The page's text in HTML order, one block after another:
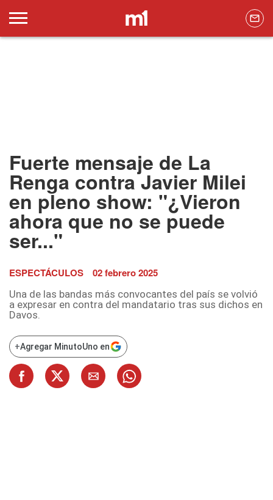
Fuerte mensaje de La
Renga contra Javier Milei
en pleno show: "¿Vieron
ahora que no se puede
ser..."
ESPECTÁCULOS 02 febrero 2025
Una de las bandas más convocantes del país se volvió
a expresar en contra del mandatario tras sus dichos en
Davos.
+Agregar MinutoUno en